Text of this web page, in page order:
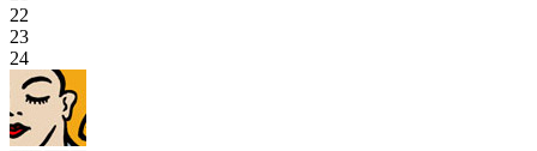
22
23
24